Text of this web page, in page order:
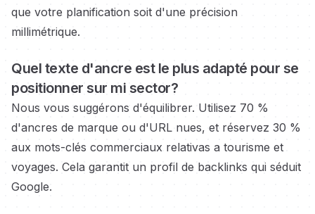
que votre planification soit d'une précision
millimétrique.
Quel texte d'ancre est le plus adapté pour se
positionner sur mi sector?
Nous vous suggérons d'équilibrer. Utilisez 70 %
d'ancres de marque ou d'URL nues, et réservez 30 %
aux mots-clés commerciaux relativas a tourisme et
voyages. Cela garantit un profil de backlinks qui séduit
Google.